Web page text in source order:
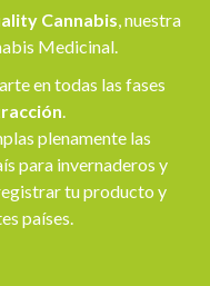
Cannabis, nuestra
Medicinal.
en todas las fases
.
plenamente las
para invernaderos y
tu producto y
países.